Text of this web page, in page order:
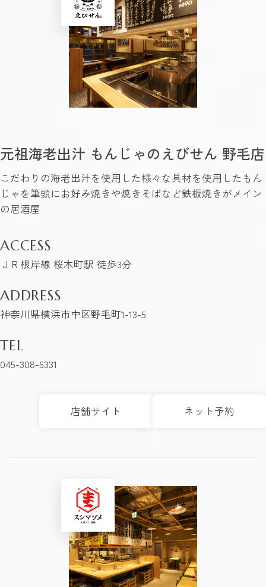
元祖海老出汁 もんじゃのえびせん 野毛店
こだわりの海老出汁を使用した様々な具材を使用したもん
じゃを筆頭にお好み焼きや焼きそばなど鉄板焼きがメイン
の居酒屋
ACCESS
ＪＲ根岸線 桜木町駅 徒歩3分
ADDRESS
神奈川県横浜市中区野毛町1-13-5
TEL
045-308-6331
店舗サイト ネット予約